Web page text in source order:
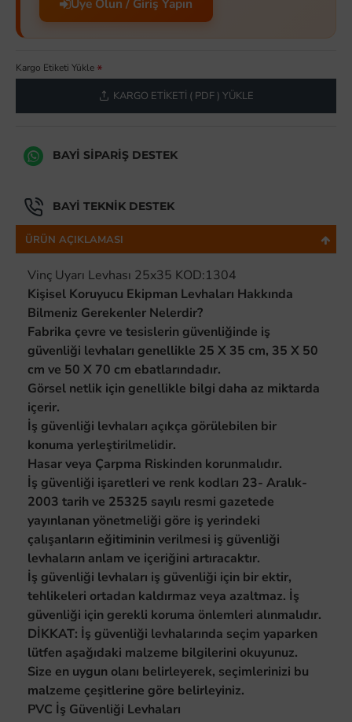
Üye Olun / Giriş Yapın
Kargo Etiketi Yükle
KARGO ETIKETI ( PDF ) YÜKLE
BAYI SIPARIŞ DESTEK
BAYI TEKNIK DESTEK
ÜRÜN AÇIKLAMASI
Vinç Uyarı Levhası 25x35 KOD:1304
Kişisel Koruyucu Ekipman Levhaları Hakkında
Bilmeniz Gerekenler Nelerdir?
Fabrika çevre ve tesislerin güvenliğinde iş
güvenliği levhaları genellikle 25 X 35 cm, 35 X 50
cm ve 50 X 70 cm ebatlarındadır.
Görsel netlik için genellikle bilgi daha az miktarda
içerir.
İş güvenliği levhaları açıkça görülebilen bir
konuma yerleştirilmelidir.
Hasar veya Çarpma Riskinden korunmalıdır.
İş güvenliği işaretleri ve renk kodları 23- Aralık-
2003 tarih ve 25325 sayılı resmi gazetede
yayınlanan yönetmeliği göre iş yerindeki
çalışanların eğitiminin verilmesi iş güvenliği
levhaların anlam ve içeriğini artıracaktır.
İş güvenliği levhaları iş güvenliği için bir ektir,
tehlikeleri ortadan kaldırmaz veya azaltmaz. İş
güvenliği için gerekli koruma önlemleri alınmalıdır.
DİKKAT: İş güvenliği levhalarında seçim yaparken
lütfen aşağıdaki malzeme bilgilerini okuyunuz.
Size en uygun olanı belirleyerek, seçimlerinizi bu
malzeme çeşitlerine göre belirleyiniz.
PVC İş Güvenliği Levhaları